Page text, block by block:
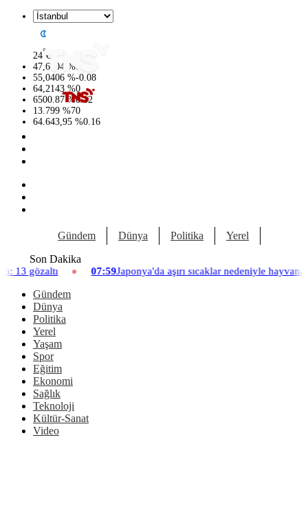
24°C
47,6704 %0
55,0406 %-0.08
64,2143 %0
6500.87 %0.12
13.799 %70
64.643,95 %0.16
Gündem Dünya Politika Yerel
Son Dakika
07:59Japonya'da aşırı sıcaklar nedeniyle hayvanat bahçesinde üç
Gündem
Dünya
Politika
Yerel
Yaşam
Spor
Eğitim
Ekonomi
Sağlık
Teknoloji
Kültür-Sanat
Video